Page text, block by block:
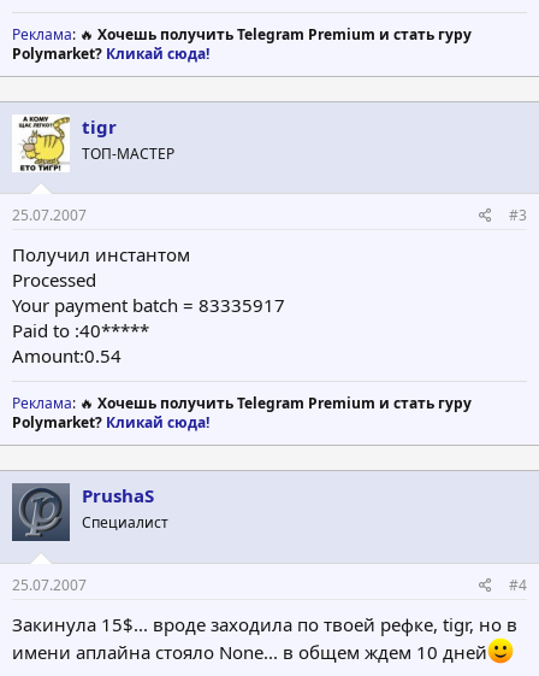
Реклама: 🔥 Хочешь получить Telegram Premium и стать гуру
Polymarket? Кликай сюда!
tigr
ТОП-МАСТЕР
25.07.2007 #3
Получил инстантом
Processed
Your payment batch = 83335917
Paid to :40*****
Amount:0.54
Реклама: 🔥 Хочешь получить Telegram Premium и стать гуру
Polymarket? Кликай сюда!
PrushaS
Специалист
25.07.2007 #4
Закинула 15$... вроде заходила по твоей рефке, tigr, но в
имени аплайна стояло None... в общем ждем 10 дней